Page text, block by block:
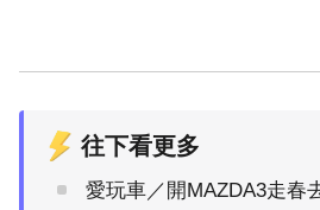
往下看更多
愛玩車／開MAZDA3走春